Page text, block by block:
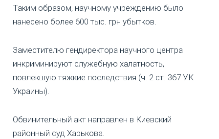
Таким образом, научному учреждению было
нанесено более 600 тыс. грн убытков.
Заместителю гендиректора научного центра
инкриминируют служебную халатность,
повлекшую тяжкие последствия (ч. 2 ст. 367 УК
Украины).
Обвинительный акт направлен в Киевский
районный суд Харькова.